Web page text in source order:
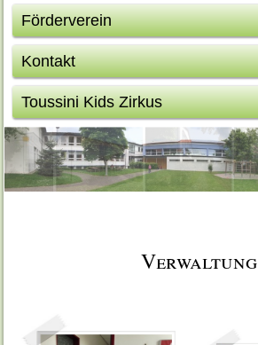
Förderverein
Kontakt
Toussini Kids Zirkus
Verwaltung